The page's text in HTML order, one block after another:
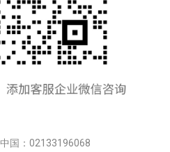
国：02133196068